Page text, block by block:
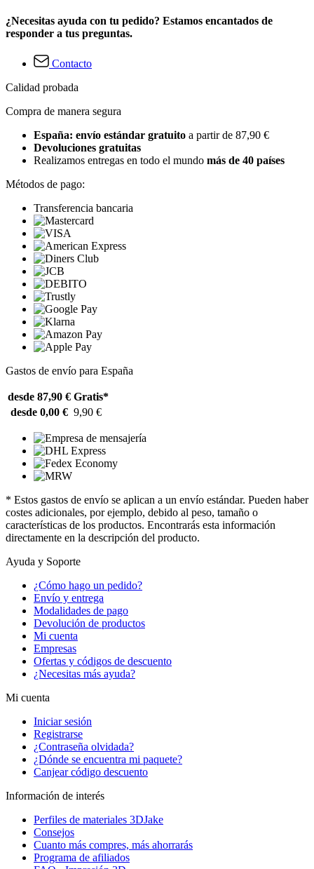
¿Necesitas ayuda con tu pedido? Estamos encantados de
responder a tus preguntas.
Contacto
Calidad probada
Compra de manera segura
España: envío estándar gratuito a partir de 87,90 €
Devoluciones gratuitas
Realizamos entregas en todo el mundo más de 40 países
Métodos de pago:
Transferencia bancaria
Gastos de envío para España
desde 87,90 € Gratis*
desde 0,00 € 9,90 €
* Estos gastos de envío se aplican a un envío estándar. Pueden haber
costes adicionales, por ejemplo, debido al peso, tamaño o
características de los productos. Encontrarás esta información
directamente en la descripción del producto.
Ayuda y Soporte
¿Cómo hago un pedido?
Envío y entrega
Modalidades de pago
Devolución de productos
Mi cuenta
Empresas
Ofertas y códigos de descuento
¿Necesitas más ayuda?
Mi cuenta
Iniciar sesión
Registrarse
¿Contraseña olvidada?
¿Dónde se encuentra mi paquete?
Canjear código descuento
Información de interés
Perfiles de materiales 3DJake
Consejos
Cuanto más compres, más ahorrarás
Programa de afiliados